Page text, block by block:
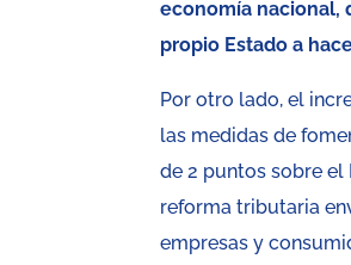
economía nacional,
propio Estado a
Por otro lado, el
las medidas de
de 2 puntos sobre el
reforma tributaria
empresas y